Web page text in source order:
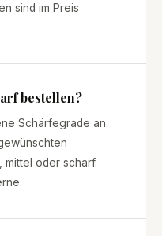
sind im Preis
bestellen?
Schärfegrade an.
mittel oder scharf.